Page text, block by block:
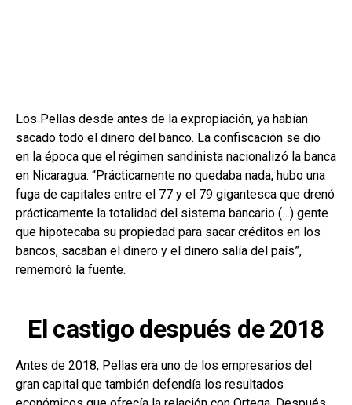
Los Pellas desde antes de la expropiación, ya habían
sacado todo el dinero del banco. La confiscación se dio
en la época que el régimen sandinista nacionalizó la banca
en Nicaragua. “Prácticamente no quedaba nada, hubo una
fuga de capitales entre el 77 y el 79 gigantesca que drenó
prácticamente la totalidad del sistema bancario (…) gente
que hipotecaba su propiedad para sacar créditos en los
bancos, sacaban el dinero y el dinero salía del país”,
rememoró la fuente.
El castigo después de 2018
Antes de 2018, Pellas era uno de los empresarios del
gran capital que también defendía los resultados